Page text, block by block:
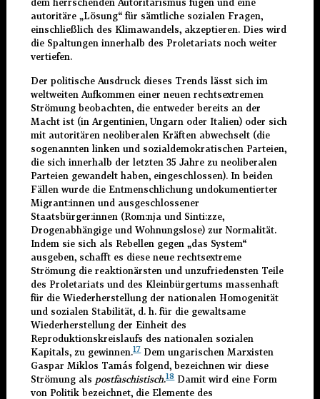
dem herrschenden Autoritarismus fügen und eine
autoritäre „Lösung“ für sämtliche sozialen Fragen,
einschließlich des Klimawandels, akzeptieren. Dies wird
die Spaltungen innerhalb des Proletariats noch weiter
vertiefen.
Der politische Ausdruck dieses Trends lässt sich im
weltweiten Aufkommen einer neuen rechtsextremen
Strömung beobachten, die entweder bereits an der
Macht ist (in Argentinien, Ungarn oder Italien) oder sich
mit autoritären neoliberalen Kräften abwechselt (die
sogenannten linken und sozialdemokratischen Parteien,
die sich innerhalb der letzten 35 Jahre zu neoliberalen
Parteien gewandelt haben, eingeschlossen). In beiden
Fällen wurde die Entmenschlichung undokumentierter
Migrant:innen und ausgeschlossener
Staatsbürger:innen (Rom:nja und Sinti:zze,
Drogenabhängige und Wohnungslose) zur Normalität.
Indem sie sich als Rebellen gegen „das System“
ausgeben, schafft es diese neue rechtsextreme
Strömung die reaktionärsten und unzufriedensten Teile
des Proletariats und des Kleinbürgertums massenhaft
für die Wiederherstellung der nationalen Homogenität
und sozialen Stabilität, d. h. für die gewaltsame
Wiederherstellung der Einheit des
Reproduktionskreislaufs des nationalen sozialen
Kapitals, zu gewinnen.17Dem ungarischen Marxisten
Gaspar Miklos Tamás folgend, bezeichnen wir diese
Strömung als postfaschistisch.18Damit wird eine Form
von Politik bezeichnet, die Elemente des